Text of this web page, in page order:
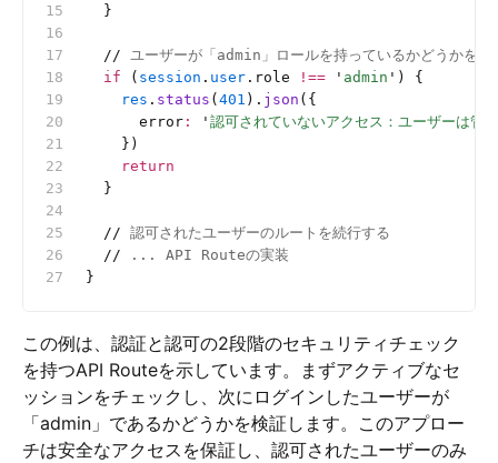
  }
  //
ユーザーが「admin」ロールを持っているかどうかをチ
  if
( session . user .role !== ' admin ' ) {
    res
. status ( 401 ). json ({
      error
: ' 認可されていないアクセス：ユーザーは管
    })
    return
  }
  //
認可されたユーザーのルートを続行する
  //
... API Routeの実装
}
この例は、認証と認可の2段階のセキュリティチェック
を持つAPI Routeを示しています。まずアクティブなセ
ッションをチェックし、次にログインしたユーザーが
「admin」であるかどうかを検証します。このアプロー
チは安全なアクセスを保証し、認可されたユーザーのみ